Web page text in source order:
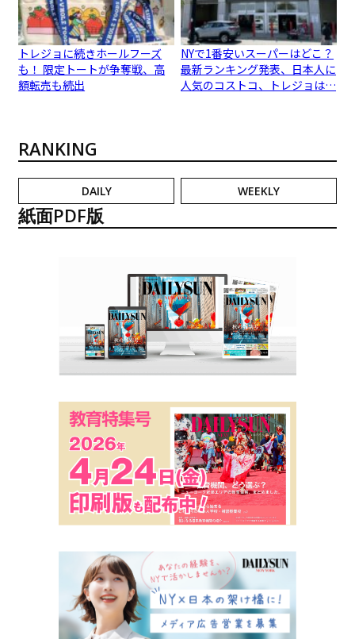
トレジョに続きホールフーズ
も！ 限定トートが争奪戦、高
額転売も続出
NYで1番安いスーパーはどこ？
最新ランキング発表、日本人に
人気のコストコ、トレジョは…
RANKING
DAILY WEEKLY
紙面PDF版